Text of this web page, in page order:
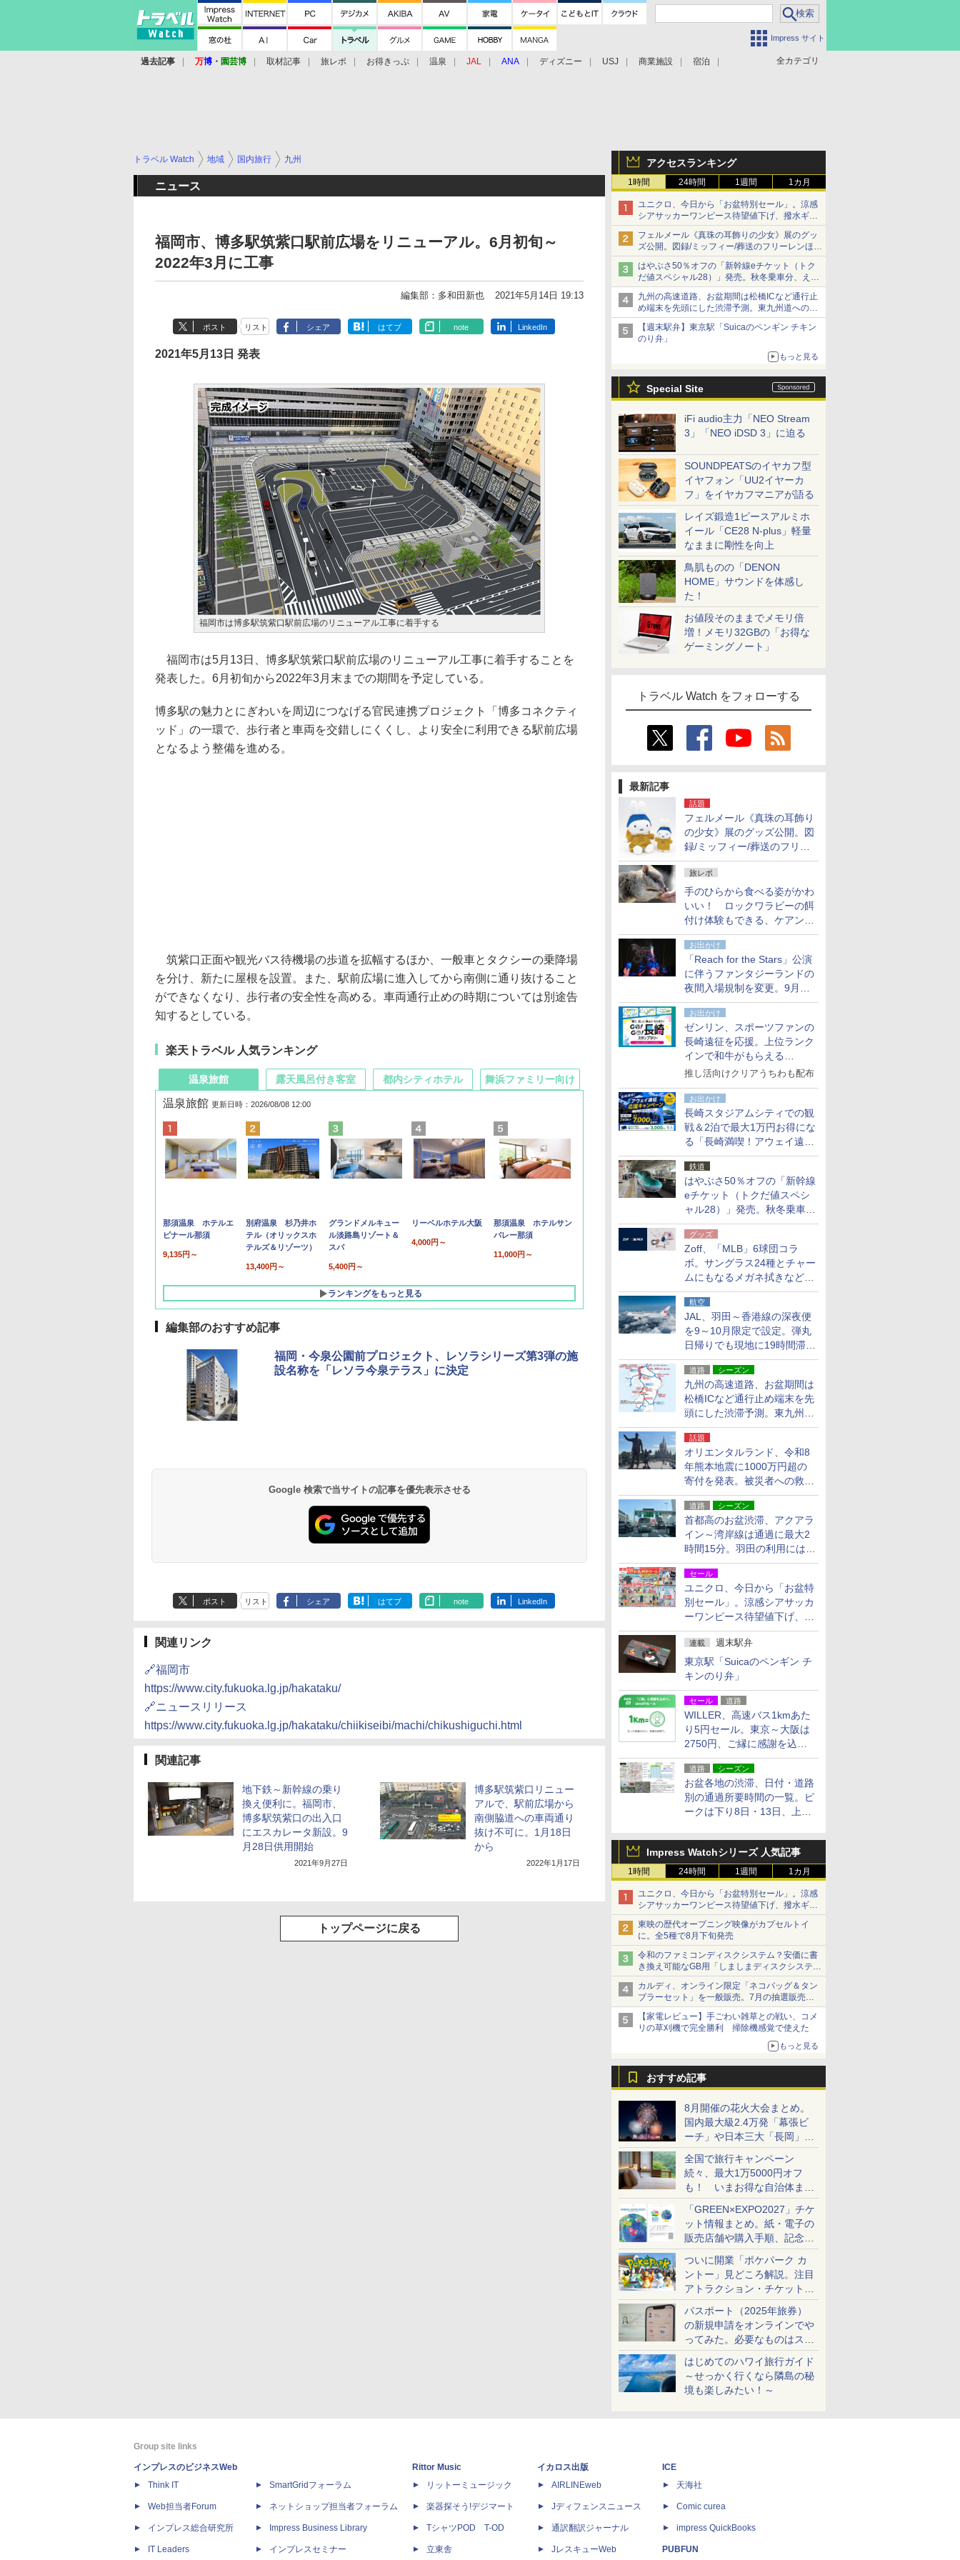
Impress サイト
全カテゴリ
過去記事 万博 ・ 園芸博 取材記事 旅レポ お得きっぷ 温泉 JAL ANA ディズニー USJ 商業施設 宿泊
アクセスランキング
1時間 24時間 1週間 1カ月
ユニクロ、今日から「お盆特別セール」。涼感
シアサッカーワンピース待望値下げ、撥水ギア
ショーツは1990円に
フェルメール《真珠の耳飾りの少女》展のグッ
ズ公開。図録/ミッフィー/葬送のフリーレンほ
か、注目ブランドコラボが実現
はやぶさ50％オフの「新幹線eチケット（トク
だ値スペシャル28）」発売。秋冬乗車分、えき
ねっと限定
九州の高速道路、お盆期間は松橋ICなど通行止
め端末を先頭にした渋滞予測。東九州道への迂
回は料金調整を実施
【週末駅弁】東京駅「Suicaのペンギン チキン
のり弁」
もっと見る
Special Site
iFi audio主力「NEO Stream
3」「NEO iDSD 3」に迫る
SOUNDPEATSのイヤカフ型
イヤフォン「UU2イヤーカ
フ」をイヤカフマニアが語る
レイズ鍛造1ピースアルミホ
イール「CE28 N-plus」軽量
なままに剛性を向上
鳥肌ものの「DENON
HOME」サウンドを体感し
た！
お値段そのままでメモリ倍
増！メモリ32GBの「お得な
ゲーミングノート」
トラベル Watch をフォローする
最新記事
話題
フェルメール《真珠の耳飾り
の少女》展のグッズ公開。図
録/ミッフィー/葬送のフリー
レンほか、注目ブランドコラ
ボが実現
旅レポ
手のひらから食べる姿がかわ
いい！ ロックワラビーの餌
付け体験もできる、ケアンズ
でアサートン高原の日本語ガ
イド付きツアーに参加してみ
た
お出かけ
「Reach for the Stars」公演
に伴うファンタジーランドの
夜間入場規制を変更。9月か
ら18時50分～20時ごろに
お出かけ
ゼンリン、スポーツファンの
長崎遠征を応援。上位ランク
インで和牛がもらえる
「GO！GO！長崎スタンプラ
推し活向けクリアうちわも配布
お出かけ
長崎スタジアムシティでの観
戦＆2泊で最大1万円お得にな
る「長崎満喫！アウェイ遠征
応援キャンペーン」
鉄道
はやぶさ50％オフの「新幹線
eチケット（トクだ値スペシ
ャル28）」発売。秋冬乗車
分、えきねっと限定
グッズ
Zoff、「MLB」6球団コラ
ボ。サングラス24種とチャー
ムにもなるメガネ拭きなど雑
貨24種
航空
JAL、羽田～香港線の深夜便
を9～10月限定で設定。弾丸
日帰りでも現地に19時間滞在
できる
道路 シーズン
九州の高速道路、お盆期間は
松橋ICなど通行止め端末を先
頭にした渋滞予測。東九州道
への迂回は料金調整を実施
話題
オリエンタルランド、令和8
年熊本地震に1000万円超の
寄付を発表。被災者への救援
活動・復旧支援
道路 シーズン
首都高のお盆渋滞、アクアラ
イン～湾岸線は通過に最大2
時間15分。羽田の利用には
「空港西出口」の利用検討を
セール
ユニクロ、今日から「お盆特
別セール」。涼感シアサッカ
ーワンピース待望値下げ、撥
水ギアショーツは1990円に
連載 週末駅弁
東京駅「Suicaのペンギン チ
キンのり弁」
セール 道路
WILLER、高速バス1kmあた
り5円セール。東京～大阪は
2750円、ご縁に感謝を込め
た20周年記念キャンペーン
道路 シーズン
お盆各地の渋滞、日付・道路
別の通過所要時間の一覧。ピ
ークは下り8日・13日、上り
Impress Watchシリーズ 人気記事
1時間 24時間 1週間 1カ月
ユニクロ、今日から「お盆特別セール」。涼感
シアサッカーワンピース待望値下げ、撥水ギア
ショーツは1990円に
東映の歴代オープニング映像がカプセルトイ
に。全5種で8月下旬発売
令和のファミコンディスクシステム？安価に書
き換え可能なGB用「しましまディスクシステ
ム」
カルディ、オンライン限定「ネコバッグ＆タン
ブラーセット」を一般販売。7月の抽選販売の
当選無効分
【家電レビュー】手ごわい雑草との戦い、コメ
リの草刈機で完全勝利 掃除機感覚で使えた
もっと見る
おすすめ記事
8月開催の花火大会まとめ。
国内最大級2.4万発「幕張ビ
ーチ」や日本三大「長岡」な
ど大型イベント目白押し！
全国で旅行キャンペーン
続々、最大1万5000円オフ
も！ いまお得な自治体まと
め
「GREEN×EXPO2027」チケ
ット情報まとめ。紙・電子の
販売店舗や購入手順、記念チ
ケットも解説
ついに開業「ポケパーク カ
ントー」見どころ解説。注目
アトラクション・チケット手
配・来場前に必要な準備は？
パスポート（2025年旅券）
の新規申請をオンラインでや
ってみた。必要なものはスマ
ホとマイナカードのみ
はじめてのハワイ旅行ガイド
～せっかく行くなら隣島の秘
境も楽しみたい！～
トラベル Watch 地域 国内旅行 九州
ニュース
福岡市、博多駅筑紫口駅前広場をリニューアル。6月初旬～
2022年3月に工事
編集部：多和田新也 2021年5月14日 19:13
ポスト リスト シェア はてブ note LinkedIn
2021年5月13日 発表
福岡市は博多駅筑紫口駅前広場のリニューアル工事に着手する
福岡市は5月13日、博多駅筑紫口駅前広場のリニューアル工事に着手することを
発表した。6月初旬から2022年3月末までの期間を予定している。
博多駅の魅力とにぎわいを周辺につなげる官民連携プロジェクト「博多コネクティ
ッド」の一環で、歩行者と車両を交錯しにくくし、より安全に利用できる駅前広場
となるよう整備を進める。
筑紫口正面や観光バス待機場の歩道を拡幅するほか、一般車とタクシーの乗降場
を分け、新たに屋根を設置。また、駅前広場に進入してから南側に通り抜けること
ができなくなり、歩行者の安全性を高める。車両通行止めの時期については別途告
知するとしている。
楽天トラベル 人気ランキング
温泉旅館
温泉旅館 更新日時：2026/08/08 12:00
那須温泉 ホテルエ
ピナール那須
9,135円～
別府温泉 杉乃井ホ
テル（オリックスホ
テルズ＆リゾーツ）
13,400円～
グランドメルキュー
ル淡路島リゾート＆
スパ
5,400円～
リーベルホテル大阪
4,000円～
那須温泉 ホテルサン
バレー那須
11,000円～
ランキングをもっと見る
露天風呂付き客室
10,450円～
19,541円～
都内シティホテル 舞浜ファミリー向け
7,950円～
5,758円～
編集部のおすすめ記事
福岡・今泉公園前プロジェクト、レソラシリーズ第3弾の施
設名称を「レソラ今泉テラス」に決定
Google 検索で当サイトの記事を優先表示させる
ポスト リスト シェア はてブ note LinkedIn
関連リンク
🔗福岡市
https://www.city.fukuoka.lg.jp/hakataku/
🔗ニュースリリース
https://www.city.fukuoka.lg.jp/hakataku/chiikiseibi/machi/chikushiguchi.html
関連記事
地下鉄～新幹線の乗り
換え便利に。福岡市、
博多駅筑紫口の出入口
にエスカレータ新設。9
月28日供用開始
2021年9月27日
博多駅筑紫口リニュー
アルで、駅前広場から
南側脇道への車両通り
抜け不可に。1月18日
から
2022年1月17日
トップページに戻る
Group site links
インプレスのビジネスWeb
Think IT
Web担当者Forum
インプレス総合研究所
IT Leaders
SmartGridフォーラム
ネットショップ担当者フォーラム
Impress Business Library
インプレスセミナー
Rittor Music
リットーミュージック
楽器探そう!デジマート
TシャツPOD T-OD
立東舎
イカロス出版
AIRLINEweb
Jディフェンスニュース
通訳翻訳ジャーナル
JレスキューWeb
ICE
天海社
Comic curea
impress QuickBooks
PUBFUN